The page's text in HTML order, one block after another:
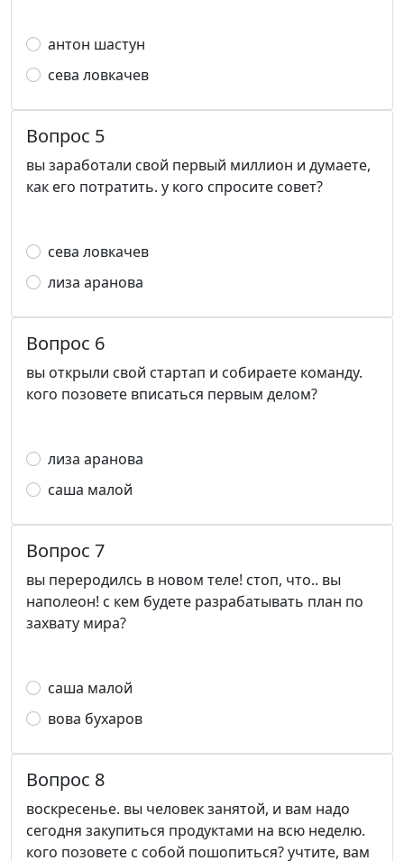
антон шастун
сева ловкачев
Вопрос 5
вы заработали свой первый миллион и думаете,
как его потратить. у кого спросите совет?
сева ловкачев
лиза аранова
Вопрос 6
вы открыли свой стартап и собираете команду.
кого позовете вписаться первым делом?
лиза аранова
саша малой
Вопрос 7
вы переродилсь в новом теле! стоп, что.. вы
наполеон! с кем будете разрабатывать план по
захвату мира?
саша малой
вова бухаров
Вопрос 8
воскресенье. вы человек занятой, и вам надо
сегодня закупиться продуктами на всю неделю.
кого позовете с собой пошопиться? учтите, вам